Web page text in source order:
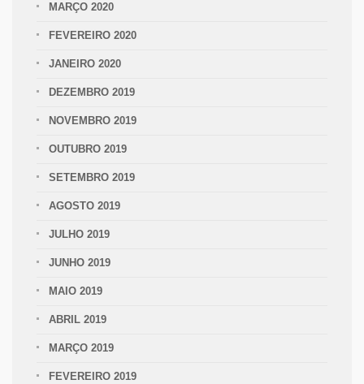
MARÇO 2020
FEVEREIRO 2020
JANEIRO 2020
DEZEMBRO 2019
NOVEMBRO 2019
OUTUBRO 2019
SETEMBRO 2019
AGOSTO 2019
JULHO 2019
JUNHO 2019
MAIO 2019
ABRIL 2019
MARÇO 2019
FEVEREIRO 2019